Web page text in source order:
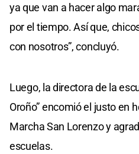
ya que van a hacer algo
por el tiempo. Así que,
con nosotros”, concluyó.
Luego, la directora de la
Oroño” encomió el justo en
Marcha San Lorenzo y
escuelas.